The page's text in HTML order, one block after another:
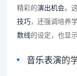
精彩的演出机会。
技巧，还强调培养
数线的设定，也显
音乐表演的